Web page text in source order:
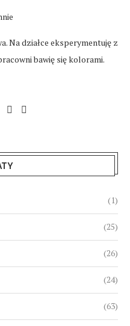
Na działce eksperymentuję z
bawię się kolorami.
(1)
(25)
(26)
(24)
(63)